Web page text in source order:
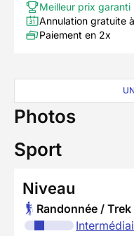
Meilleur prix garanti
Annulation gratuite
Paiement en 2x
Photos
Sport
Niveau
Randonnée / Trek